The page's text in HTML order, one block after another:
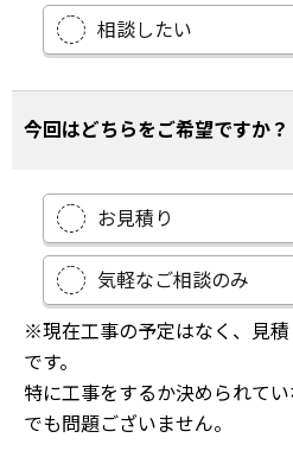
相談したい
今回はどちらをご希望ですか？
お見積り
気軽なご相談のみ
※現在工事の予定はなく、見
です。
特に工事をするか決められて
でも問題ございません。